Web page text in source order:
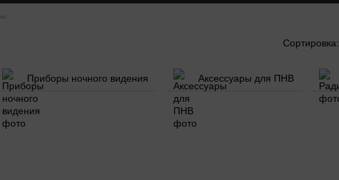
Сортировка:
Приборы ночного видения Аксессуары для ПНВ